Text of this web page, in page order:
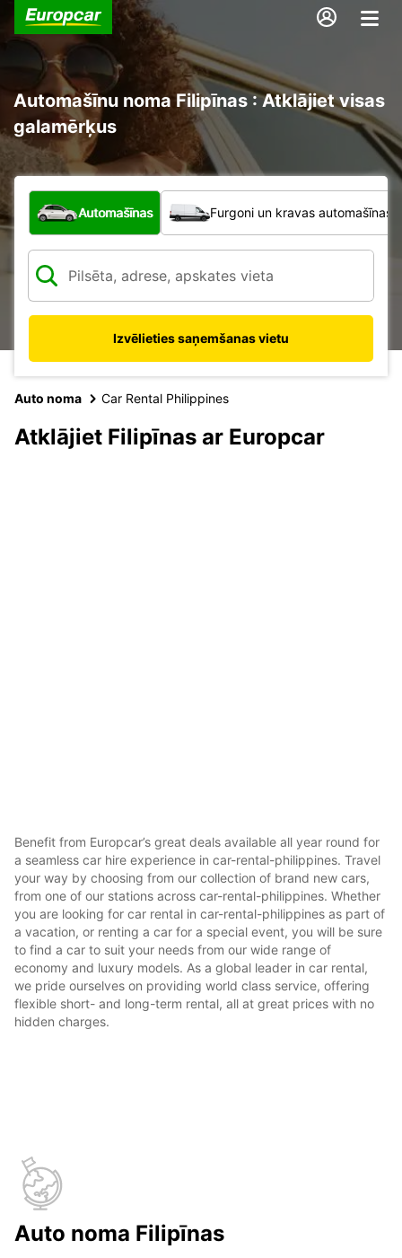
Automašīnu noma Filipīnas : Atklājiet visas
galamērķus
Kāda veida transportlīdzeklis?
Automašīnas Furgoni un kravas automašīnas
Izvēlieties saņemšanas vietu
Auto noma Car Rental Philippines
Atklājiet Filipīnas ar Europcar
Benefit from Europcar’s great deals available all year round for
a seamless car hire experience in car-rental-philippines. Travel
your way by choosing from our collection of brand new cars,
from one of our stations across car-rental-philippines. Whether
you are looking for car rental in car-rental-philippines as part of
a vacation, or renting a car for a special event, you will be sure
to find a car to suit your needs from our wide range of
economy and luxury models. As a global leader in car rental,
we pride ourselves on providing world class service, offering
flexible short- and long-term rental, all at great prices with no
hidden charges.
Auto noma Filipīnas